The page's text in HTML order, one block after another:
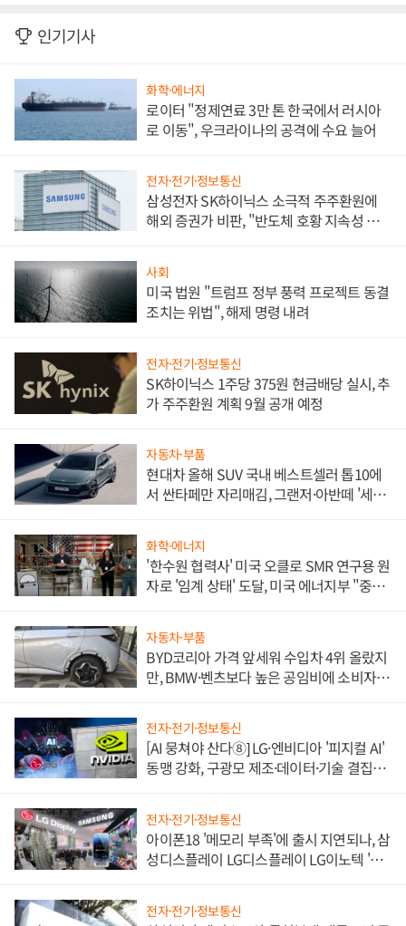
인기기사
화학·에너지
로이터 "정제연료 3만 톤 한국에서 러시아
로 이동", 우크라이나의 공격에 수요 늘어
전자·전기·정보통신
삼성전자 SK하이닉스 소극적 주주환원에
해외 증권가 비판, "반도체 호황 지속성 의
사회
미국 법원 "트럼프 정부 풍력 프로젝트 동결
조치는 위법", 해제 명령 내려
전자·전기·정보통신
SK하이닉스 1주당 375원 현금배당 실시, 추
가 주주환원 계획 9월 공개 예정
자동차·부품
현대차 올해 SUV 국내 베스트셀러 톱10에
서 싼타페만 자리매김, 그랜저·아반떼 '세단
화학·에너지
'한수원 협력사' 미국 오클로 SMR 연구용 원
자로 '임계 상태' 도달, 미국 에너지부 "중요
자동차·부품
BYD코리아 가격 앞세워 수입차 4위 올랐지
만, BMW·벤츠보다 높은 공임비에 소비자
전자·전기·정보통신
[AI 뭉쳐야 산다⑧] LG·엔비디아 '피지컬 AI'
동맹 강화, 구광모 제조·데이터·기술 결집
전자·전기·정보통신
아이폰18 '메모리 부족'에 출시 지연되나, 삼
성디스플레이 LG디스플레이 LG이노텍 '탈
전자·전기·정보통신